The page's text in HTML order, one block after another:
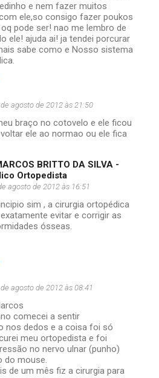
e nem fazer muitos
ele,so consigo fazer poukos
pode ser! nao me lembro de
ele! ajuda ai! ja tendei porcurar
sabe como e Nosso sistema
agosto de 2012 às 21:50
braço no cotovelo e ele ficou
ele ao normao ou ele fica
BRITTO DA SILVA -
Ortopedista
agosto de 2012 às 16:51
sim , a cirurgia ortopédica
evitar e corrigir as
ósseas.
agosto de 2012 às 08:41
comecei a sentir
nos dedos e a coisa foi só
meu ortopedista e foi
no nervo ulnar (punho)
do mouse.
de um mês fiz a cirurgia para